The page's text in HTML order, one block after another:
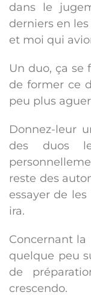
dans le
derniers en
et moi qui
Un duo, ça se
de former ce
peu plus
Donnez-leur
des duos
reste des
essayer de
ira.
Concernant la
quelque peu
de
crescendo.